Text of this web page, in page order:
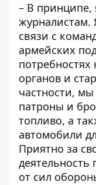
– В принципе,
журналистам.
связи с
армейских
органов и
частности,
патроны и
топливо, а
автомобили
Приятно за
деятельность
от сил